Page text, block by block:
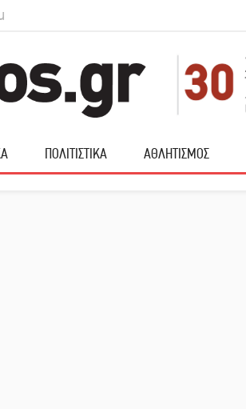
ΠΟΛΙΤΙΣΤΙΚΑ ΑΘΛΗΤΙΣΜΟΣ